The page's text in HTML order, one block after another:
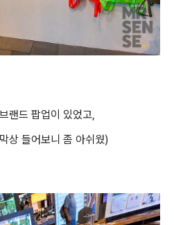
랜드 팝업이 있었고,
상 들어보니 좀 아쉬웠)